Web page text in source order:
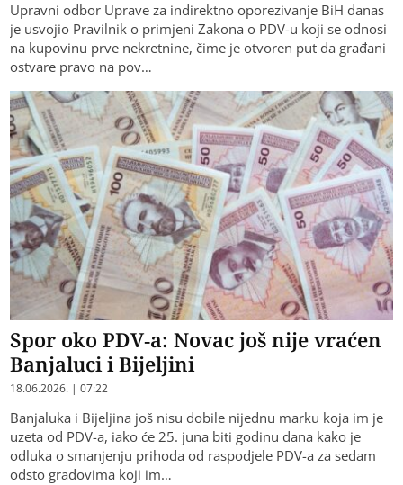
Upravni odbor Uprave za indirektno oporezivanje BiH danas
je usvojio Pravilnik o primjeni Zakona o PDV-u koji se odnosi
na kupovinu prve nekretnine, čime je otvoren put da građani
ostvare pravo na pov…
Spor oko PDV-a: Novac još nije vraćen
Banjaluci i Bijeljini
18.06.2026. | 07:22
Banjaluka i Bijeljina još nisu dobile nijednu marku koja im je
uzeta od PDV-a, iako će 25. juna biti godinu dana kako je
odluka o smanjenju prihoda od raspodjele PDV-a za sedam
odsto gradovima koji im…